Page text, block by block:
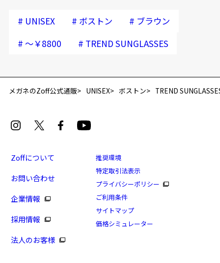
# UNISEX # ボストン # ブラウン
# ～￥8800 # TREND SUNGLASSES
メガネのZoff公式通販 UNISEX ボストン TREND
Zoffについて
お問い合わせ
企業情報
採用情報
法人のお客様
推奨環境
特定取引法表示
プライバシーポリシー
ご利用条件
サイトマップ
価格シミュレーター